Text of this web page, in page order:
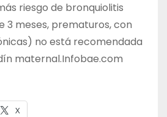
riesgo de bronquiolitis
3 meses, prematuros, con
no está recomendada
maternal.Infobae.com
X